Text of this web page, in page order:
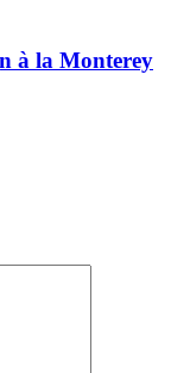
à la Monterey